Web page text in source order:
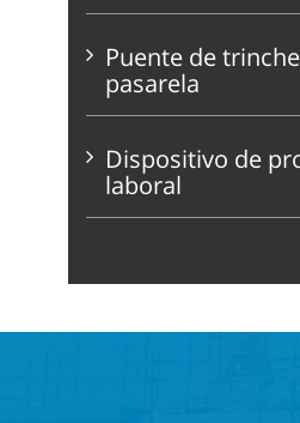
Puente de
pasarela
Dispositivo de
laboral